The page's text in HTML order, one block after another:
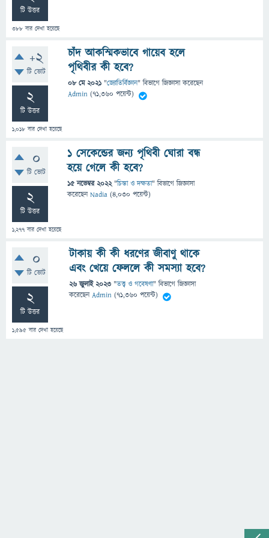
টি উত্তর
388 বার দেখা হয়েছে
+2
টি ভোট
2
টি উত্তর
1,018 বার দেখা হয়েছে
চাঁদ আকস্মিকভাবে গায়েব হলে
পৃথিবীর কী হবে?
08 মে 2021 "জ্যোতির্বিজ্ঞান" বিভাগে জিজ্ঞাসাকরেছেন
Admin (71,360 পয়েন্ট)
0
টি ভোট
2
টি উত্তর
1,277 বার দেখা হয়েছে
১ সেকেন্ডের জন্য পৃথিবী ঘোরা বন্ধ
হয়ে গেলে কী হবে?
15 নভেম্বর 2022 "চিন্তা ও দক্ষতা" বিভাগে জিজ্ঞাসা
করেছেনNadia (4,030 পয়েন্ট)
0
টি ভোট
2
টি উত্তর
1,595 বার দেখা হয়েছে
টাকায় কী কী ধরণের জীবাণু থাকে
এবং খেয়ে ফেললে কী সমস্যা হবে?
26 জুলাই 2023 "তত্ত্ব ও গবেষণা" বিভাগে জিজ্ঞাসা
করেছেনAdmin (71,360 পয়েন্ট)